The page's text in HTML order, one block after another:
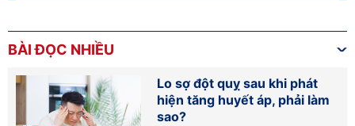
BÀI ĐỌC NHIỀU
Lo sợ đột quỵ sau khi phát
hiện tăng huyết áp, phải làm
sao?